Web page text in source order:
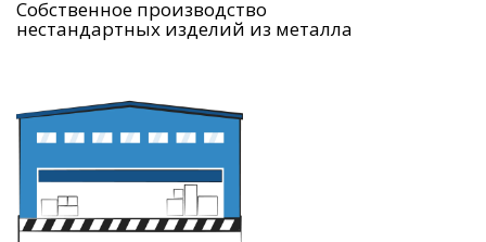
Собственное производство
нестандартных изделий из металла